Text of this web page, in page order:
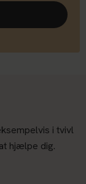
i tvivl
hjælpe dig.